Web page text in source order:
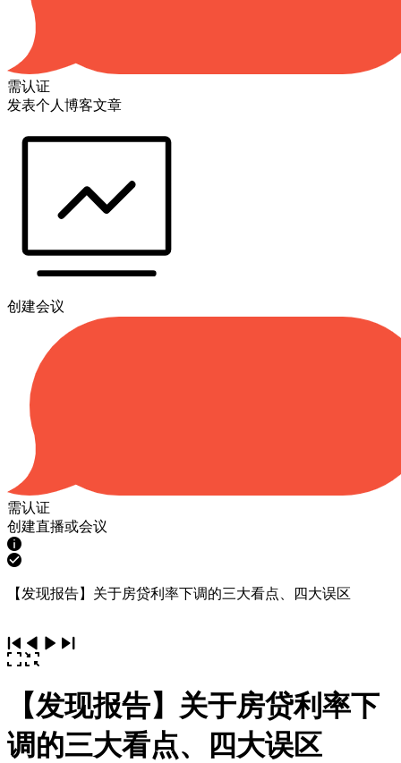
需认证
发表个人博客文章
创建会议
需认证
创建直播或会议
【发现报告】关于房贷利率下调的三大看点、四大误区
【发现报告】关于房贷利率下
调的三大看点、四大误区